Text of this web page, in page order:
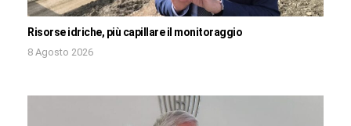
Risorse idriche, più capillare il monitoraggio
8 Agosto 2026